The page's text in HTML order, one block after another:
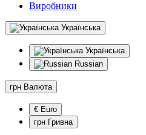
Виробники
Українська
Українська
Russian
грн Валюта
€ Euro
грн Гривна